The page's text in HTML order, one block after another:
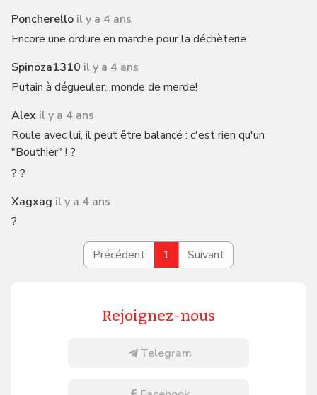
Poncherello il y a 4 ans
Encore une ordure en marche pour la déchèterie
Spinoza1310 il y a 4 ans
Putain à dégueuler...monde de merde!
Alex il y a 4 ans
Roule avec lui, il peut être balancé : c'est rien qu'un
"Bouthier" ! ?
? ?
Xagxag il y a 4 ans
?
Précédent 1 Suivant
Rejoignez-nous
Telegram